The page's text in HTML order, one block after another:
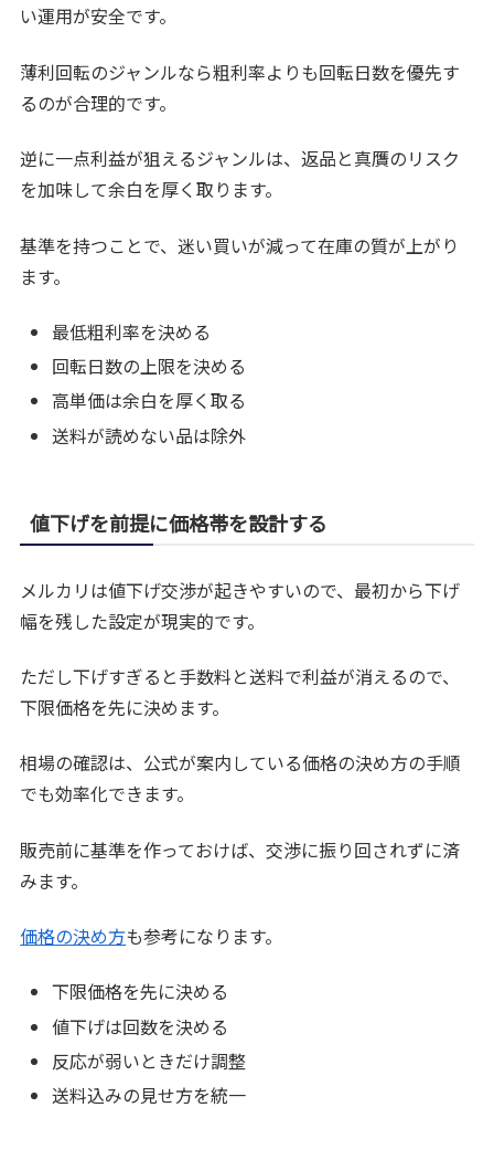
い運用が安全です。
薄利回転のジャンルなら粗利率よりも回転日数を優先す
るのが合理的です。
逆に一点利益が狙えるジャンルは、返品と真贋のリスク
を加味して余白を厚く取ります。
基準を持つことで、迷い買いが減って在庫の質が上がり
ます。
最低粗利率を決める
回転日数の上限を決める
高単価は余白を厚く取る
送料が読めない品は除外
値下げを前提に価格帯を設計する
メルカリは値下げ交渉が起きやすいので、最初から下げ
幅を残した設定が現実的です。
ただし下げすぎると手数料と送料で利益が消えるので、
下限価格を先に決めます。
相場の確認は、公式が案内している価格の決め方の手順
でも効率化できます。
販売前に基準を作っておけば、交渉に振り回されずに済
みます。
価格の決め方も参考になります。
下限価格を先に決める
値下げは回数を決める
反応が弱いときだけ調整
送料込みの見せ方を統一